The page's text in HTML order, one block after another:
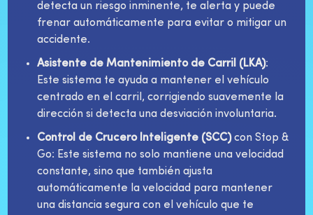
detecta un riesgo inminente, te alerta y puede
frenar automáticamente para evitar o mitigar un
accidente.
Asistente de Mantenimiento de Carril (LKA):
Este sistema te ayuda a mantener el vehículo
centrado en el carril, corrigiendo suavemente la
dirección si detecta una desviación involuntaria.
Control de Crucero Inteligente (SCC)con Stop &
Go: Este sistema no solo mantiene una velocidad
constante, sino que también ajusta
automáticamente la velocidad para mantener
una distancia segura con el vehículo que te